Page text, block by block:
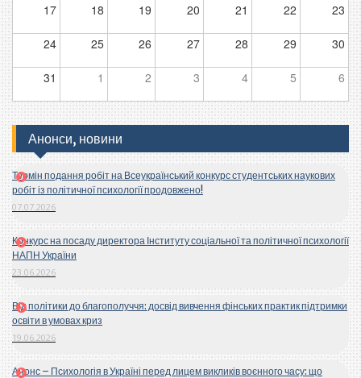
17 18 19 20 21 22 23
24 25 26 27 28 29 30
31 1 2 3 4 5 6
Анонси, новини
Термін подання робіт на Всеукраїнський конкурс студентських наукових
робіт із політичної психології продовжено!
07.07.2026
Конкурс на посаду директора Інституту соціальної та політичної психології
НАПН України
23.06.2026
Від політики до благополуччя: досвід вивчення фінських практик підтримки
освіти в умовах криз
19.06.2026
Анонс – Психологія в Україні перед лицем викликів воєнного часу: що